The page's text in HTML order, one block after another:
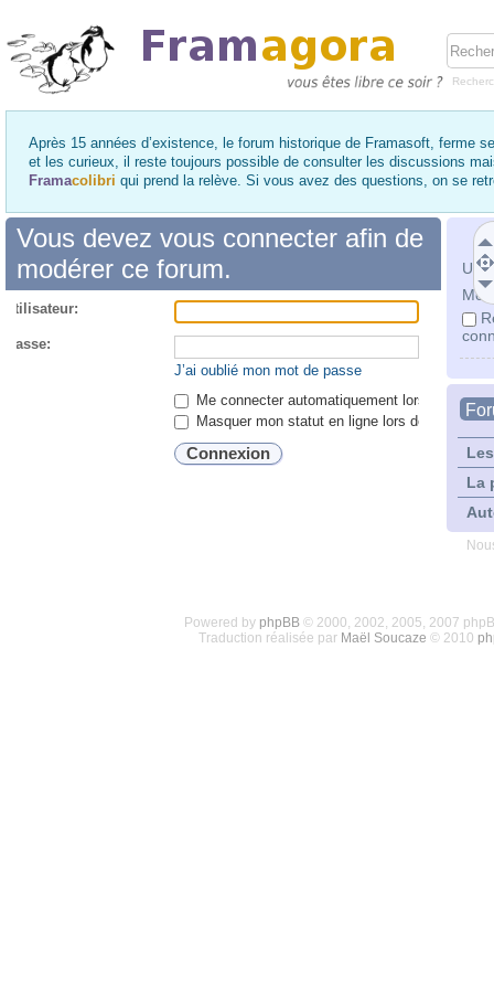
Après 15 années d’existence, le forum historique de Framasoft, ferme
et les curieux, il reste toujours possible de consulter les discussions
Framacolibri qui prend la relève. Si vous avez des questions, on se
Mot
La
Vous devez vous connecter afin de
modérer ce forum.
passe:
J’ai oublié mon mot de passe
Me connecter automatiquement lors de
Masquer mon statut en ligne lors de cette
Powered by phpBB© 2000, 2002, 2005, 2007
Traduction réalisée par Maël Soucaze © 2010